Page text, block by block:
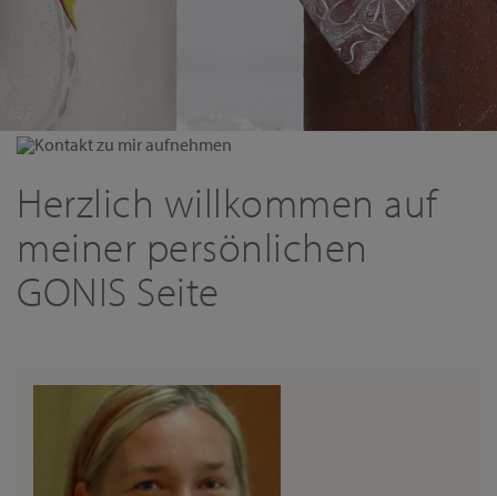
Kontakt zu mir aufnehmen
Herzlich willkommen auf
meiner persönlichen
GONIS Seite